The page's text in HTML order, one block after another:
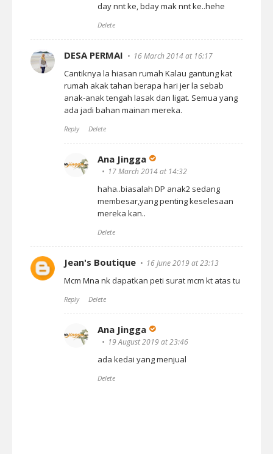
day nnt ke, bday mak nnt ke..hehe
Delete
DESA PERMAI 16 March 2014 at 16:17
Cantiknya la hiasan rumah Kalau gantung kat
rumah akak tahan berapa hari jer la sebab
anak-anak tengah lasak dan ligat. Semua yang
ada jadi bahan mainan mereka.
Reply Delete
Ana Jingga
17 March 2014 at 14:32
haha..biasalah DP anak2 sedang
membesar,yang penting keselesaan
mereka kan..
Delete
Jean's Boutique 16 June 2019 at 23:13
Mcm Mna nk dapatkan peti surat mcm kt atas tu
Reply Delete
Ana Jingga
19 August 2019 at 23:46
ada kedai yang menjual
Delete